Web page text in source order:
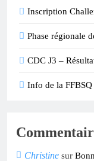
Inscription
Phase régionale
CDC J3 –
Info de la
Christine sur